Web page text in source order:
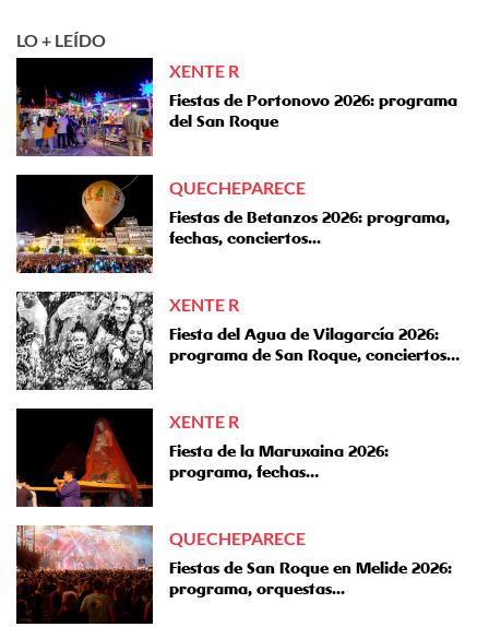
LO + LEÍDO
XENTE R
Fiestas de Portonovo 2026: programa
del San Roque
QUECHEPARECE
Fiestas de Betanzos 2026: programa,
fechas, conciertos...
XENTE R
Fiesta del Agua de Vilagarcía 2026:
programa de San Roque, conciertos…
XENTE R
Fiesta de la Maruxaina 2026:
programa, fechas…
QUECHEPARECE
Fiestas de San Roque en Melide 2026:
programa, orquestas...